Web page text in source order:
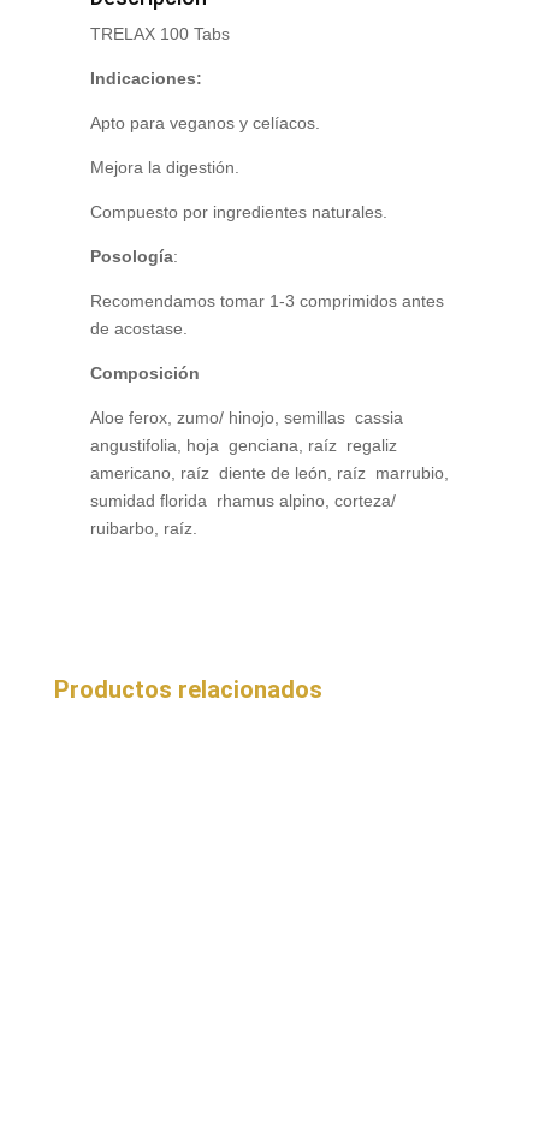
TRELAX 100 Tabs
Indicaciones:
Apto para veganos y celíacos.
Mejora la digestión.
Compuesto por ingredientes naturales.
Posología:
Recomendamos tomar 1-3 comprimidos antes
de acostase.
Composición
Aloe ferox, zumo/ hinojo, semillas cassia
angustifolia, hoja genciana, raíz regaliz
americano, raíz diente de león, raíz marrubio,
sumidad florida rhamus alpino, corteza/
ruibarbo, raíz.
Productos relacionados